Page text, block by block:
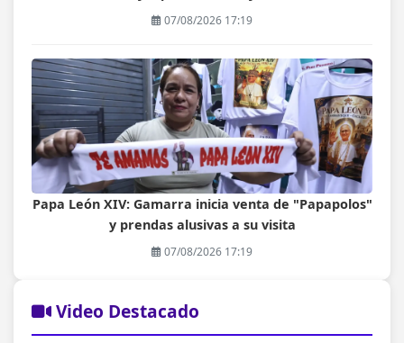
07/08/2026 17:19
Papa León XIV: Gamarra inicia venta de "Papapolos"
y prendas alusivas a su visita
07/08/2026 17:19
Video Destacado